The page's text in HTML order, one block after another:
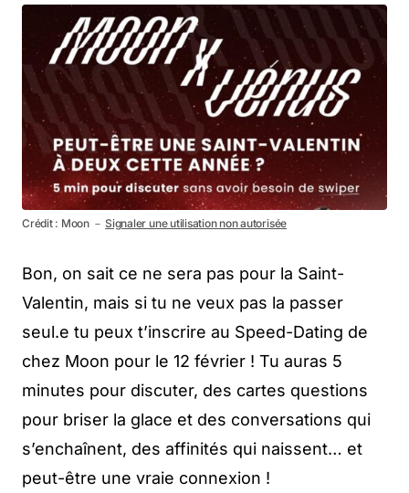
Crédit : Moon －Signaler une utilisation non autorisée
Bon, on sait ce ne sera pas pour la Saint-
Valentin, mais si tu ne veux pas la passer
seul.e tu peux t’inscrire au Speed-Dating de
chez Moon pour le 12 février ! Tu auras 5
minutes pour discuter, des cartes questions
pour briser la glace et des conversations qui
s’enchaînent, des affinités qui naissent… et
peut-être une vraie connexion !